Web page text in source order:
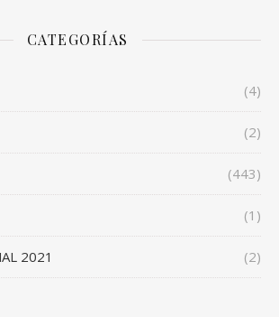
CATEGORÍAS
(4)
(2)
(443)
(1)
2021 (2)